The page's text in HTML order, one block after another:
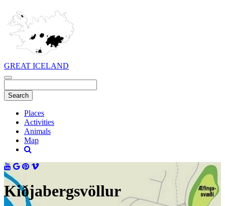
GREAT ICELAND
Places
Activities
Animals
Map
Kiðjabergsvöllur